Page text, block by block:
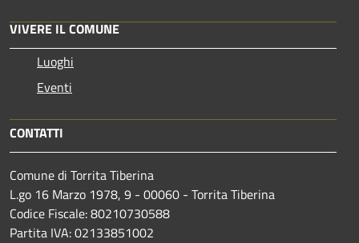
VIVERE IL COMUNE
Luoghi
Eventi
CONTATTI
Comune di Torrita Tiberina
L.go 16 Marzo 1978, 9 - 00060 - Torrita Tiberina
Codice Fiscale: 80210730588
Partita IVA: 02133851002